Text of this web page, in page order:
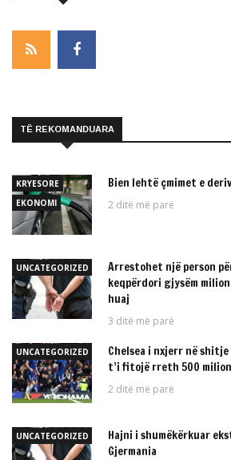
TË REKOMANDUARA
KRYESORE
EKONOMI
Bien lehtë çmimet e
2 ditë më parë
UNCATEGORIZED
Arrestohet një person
keqpërdori gjysëm
huaj
3 ditë më parë
UNCATEGORIZED
Chelsea i nxjerr në
t’i fitojë rreth 500
2 ditë më parë
UNCATEGORIZED
Hajni i shumëkërkuar
Gjermania